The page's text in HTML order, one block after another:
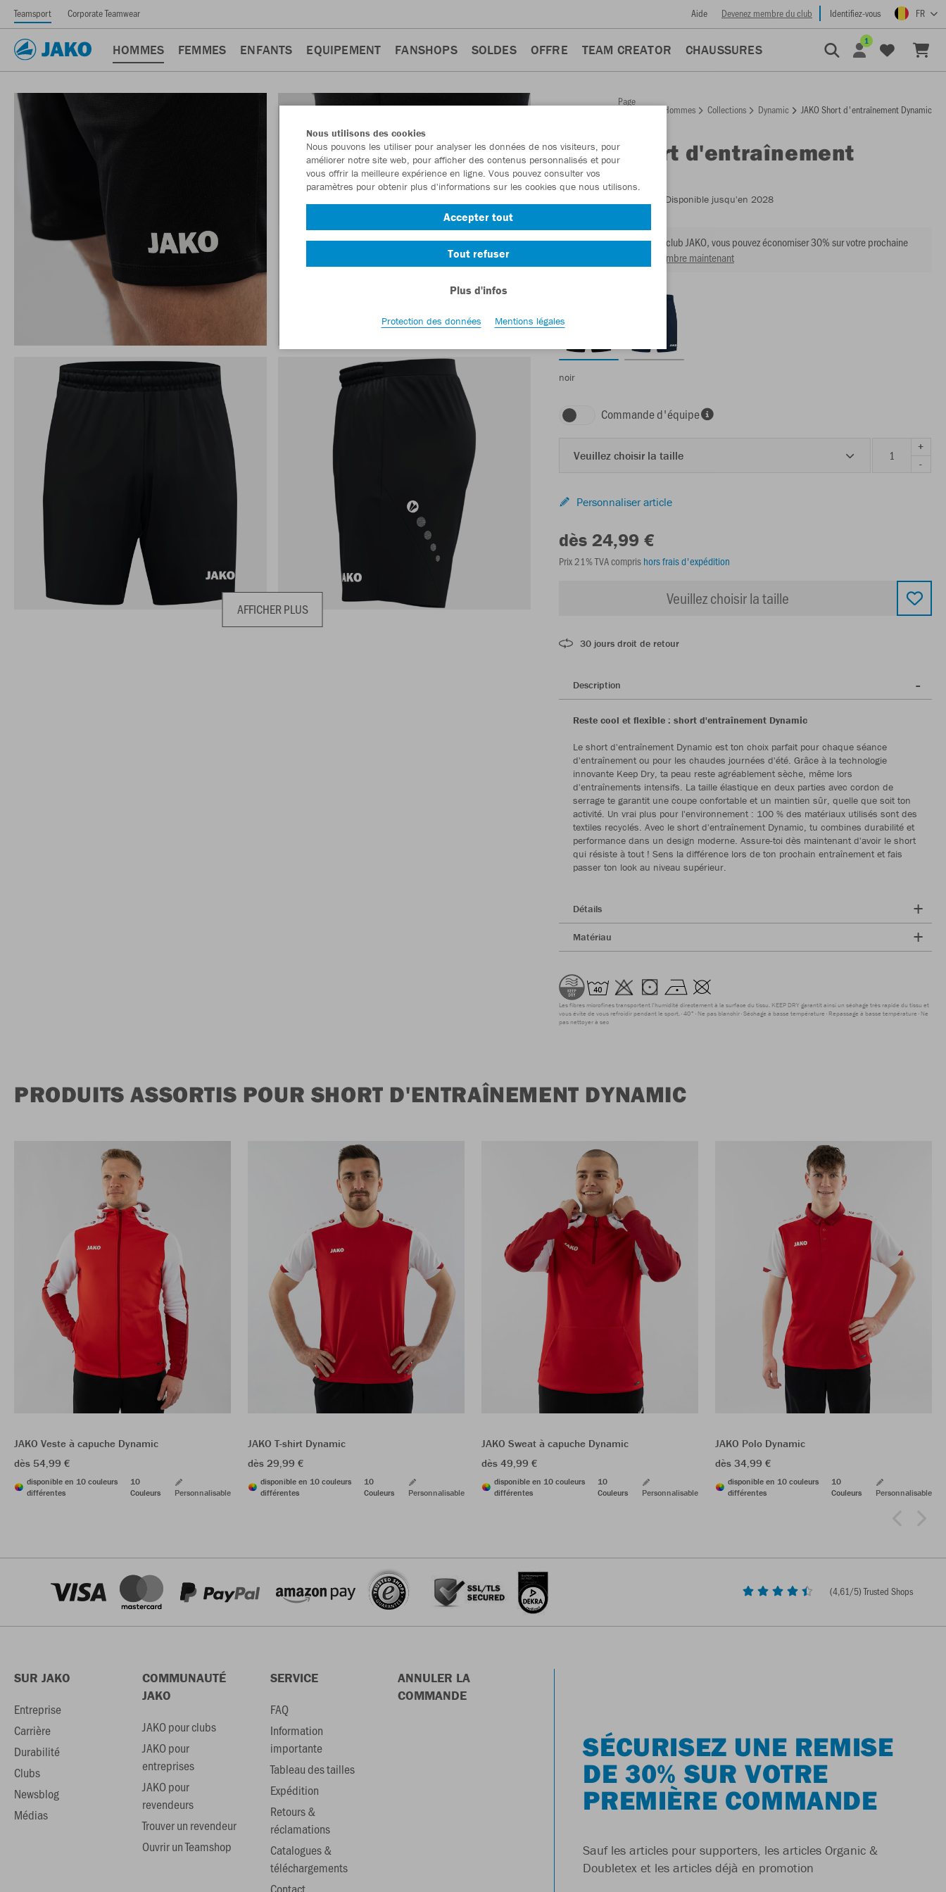
Teamsport Corporate Teamwear Aide Devenez membre du club Identifiez-vous FR
HOMMES FEMMES ENFANTS EQUIPEMENT FANSHOPS SOLDES OFFRE TEAM CREATOR CHAUSSURES
1
AFFICHER PLUS
Retour
Page
Hommes Collections Dynamic JAKO Short d'entraînement Dynamic
JAKO Short d'entraînement
Dynamic
- Disponible jusqu'en 2028
En tant que membre du club JAKO, vous pouvez économiser 30% sur votre prochaine
Devenir membre maintenant
noir
Commande d'équipe
Veuillez choisir la taille
+
-
Personnaliser article
dès 24,99 €
Prix 21% TVA compris hors frais d'expédition
Veuillez choisir la taille
30 jours droit de retour
Description
Reste cool et flexible : short d'entraînement Dynamic
Le short d'entraînement Dynamic est ton choix parfait pour chaque séance
d'entraînement ou pour les chaudes journées d'été. Grâce à la technologie
innovante Keep Dry, ta peau reste agréablement sèche, même lors
d'entraînements intensifs. La taille élastique en deux parties avec cordon de
serrage te garantit une coupe confortable et un maintien sûr, quelle que soit ton
activité. Un vrai plus pour l'environnement : 100 % des matériaux utilisés sont des
textiles recyclés. Avec le short d'entraînement Dynamic, tu combines durabilité et
performance dans un design moderne. Assure-toi dès maintenant d'avoir le short
qui résiste à tout ! Sens la différence lors de ton prochain entraînement et fais
passer ton look au niveau supérieur.
Détails
Matériau
Les fibres microfines transportent l'humidité directement à la surface du tissu. KEEP DRY garantit ainsi un séchage très rapide du tissu et
vous évite de vous refroidir pendant le sport. 40° Ne pas blanchir Séchage à basse température Repassage à basse température Ne
pas nettoyer à sec
PRODUITS ASSORTIS POUR SHORT D'ENTRAÎNEMENT DYNAMIC
JAKO Veste à capuche Dynamic
dès 54,99 €
disponible en 10 couleurs
différentes
10
Couleurs
Personnalisable
JAKO T-shirt Dynamic
dès 29,99 €
disponible en 10 couleurs
différentes
10
Couleurs
Personnalisable
JAKO Sweat à capuche Dynamic
dès 49,99 €
disponible en 10 couleurs
différentes
10
Couleurs
Personnalisable
JAKO Polo Dynamic
dès 34,99 €
disponible en 10 couleurs
différentes
10
Couleurs
Personnalisable
(4,61/5) Trusted Shops
SUR JAKO
Entreprise
Carrière
Durabilité
Clubs
Newsblog
Médias
COMMUNAUTÉ
JAKO
JAKO pour clubs
JAKO pour
entreprises
JAKO pour
revendeurs
Trouver un revendeur
Ouvrir un Teamshop
SERVICE
FAQ
Information
importante
Tableau des tailles
Expédition
Retours &
réclamations
Catalogues &
téléchargements
Contact
ANNULER LA
COMMANDE
SÉCURISEZ UNE REMISE
DE 30% SUR VOTRE
PREMIÈRE COMMANDE
Sauf les articles pour supporters, les articles Organic &
Doubletex et les articles déjà en promotion
Nous utilisons des cookies
Nous pouvons les utiliser pour analyser les données de nos visiteurs, pour
améliorer notre site web, pour afficher des contenus personnalisés et pour
vous offrir la meilleure expérience en ligne. Vous pouvez consulter vos
paramètres pour obtenir plus d'informations sur les cookies que nous utilisons.
Accepter tout
Tout refuser
Plus d'infos
Protection des données Mentions légales